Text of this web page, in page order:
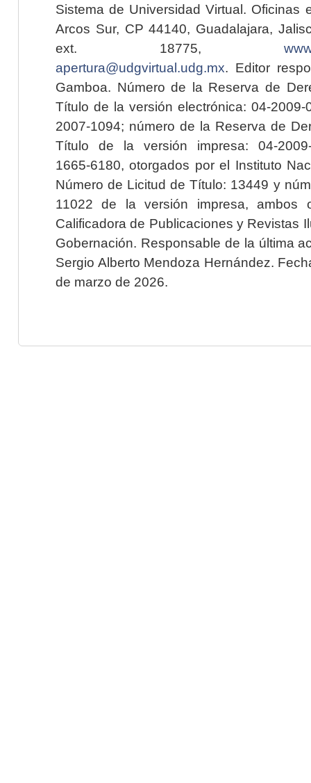
Sistema de Universidad Virtual. Oficinas
Arcos Sur, CP 44140, Guadalajara,
ext. 18775,
apertura@udgvirtual.udg.mx. Editor
Gamboa. Número de la Reserva de
Título de la versión electrónica: 04-2009-
2007-1094; número de la Reserva de
Título de la versión impresa: 04-2009-
1665-6180, otorgados por el Instituto
Número de Licitud de Título: 13449 y
11022 de la versión impresa, ambos
Calificadora de Publicaciones y Revistas
Gobernación. Responsable de la última
Sergio Alberto Mendoza Hernández.
de marzo de 2026.